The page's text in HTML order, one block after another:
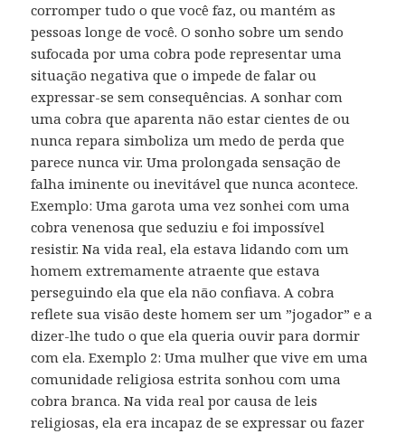
corromper tudo o que você faz, ou mantém as
pessoas longe de você. O sonho sobre um sendo
sufocada por uma cobra pode representar uma
situação negativa que o impede de falar ou
expressar-se sem consequências. A sonhar com
uma cobra que aparenta não estar cientes de ou
nunca repara simboliza um medo de perda que
parece nunca vir. Uma prolongada sensação de
falha iminente ou inevitável que nunca acontece.
Exemplo: Uma garota uma vez sonhei com uma
cobra venenosa que seduziu e foi impossível
resistir. Na vida real, ela estava lidando com um
homem extremamente atraente que estava
perseguindo ela que ela não confiava. A cobra
reflete sua visão deste homem ser um ”jogador” e a
dizer-lhe tudo o que ela queria ouvir para dormir
com ela. Exemplo 2: Uma mulher que vive em uma
comunidade religiosa estrita sonhou com uma
cobra branca. Na vida real por causa de leis
religiosas, ela era incapaz de se expressar ou fazer